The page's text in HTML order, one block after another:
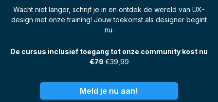
Wacht niet langer, schrijf je in en ontdek de wereld van UX-
design met onze training! Jouw toekomst als designer begint
nu.
De cursus inclusief toegang tot onze community kost nu
€79 €39,99
Meld je nu aan!